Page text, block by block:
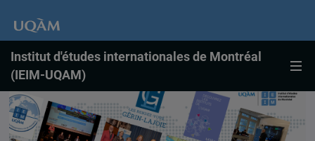
Institut d'études internationales de Montréal
(IEIM-UQAM)